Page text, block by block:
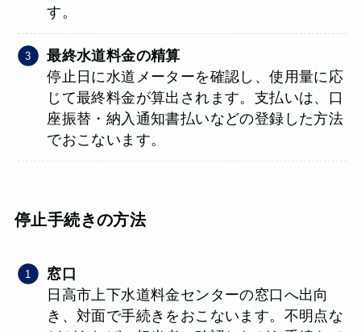
す。
最終水道料金の精算
停止日に水道メーターを確認し、使用量に応
じて最終料金が算出されます。支払いは、口
座振替・納入通知書払いなどの登録した方法
でおこないます。
停止手続きの方法
窓口
日高市上下水道料金センターの窓口へ出向
き、対面で手続きをおこないます。不明点な